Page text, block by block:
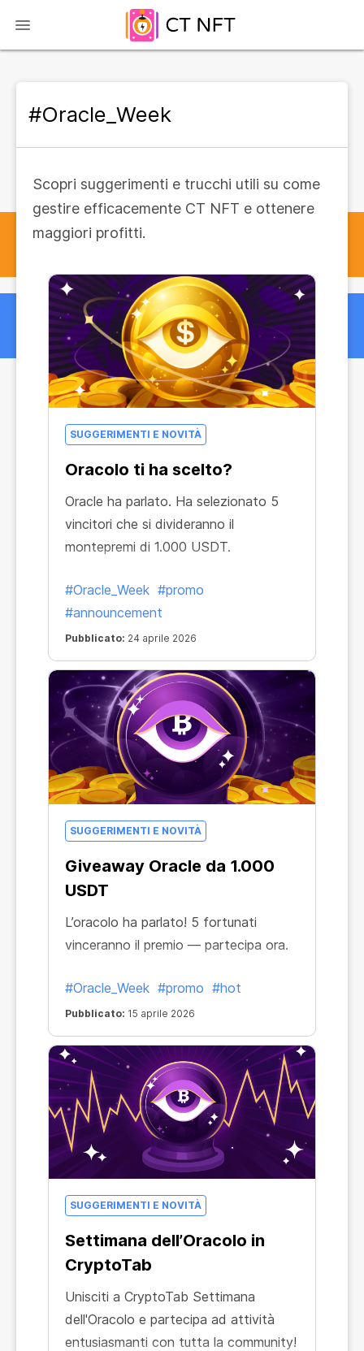
#Oracle_Week
Scopri suggerimenti e trucchi utili su come
gestire efficacemente CT NFT e ottenere
maggiori profitti.
SUGGERIMENTI E NOVITÀ
Oracolo ti ha scelto?
Oracle ha parlato. Ha selezionato 5
vincitori che si divideranno il
montepremi di 1.000 USDT.
#Oracle_Week #promo
#announcement
Pubblicato: 24 aprile 2026
SUGGERIMENTI E NOVITÀ
Giveaway Oracle da 1.000
USDT
L’oracolo ha parlato! 5 fortunati
vinceranno il premio — partecipa ora.
#Oracle_Week #promo #hot
Pubblicato: 15 aprile 2026
SUGGERIMENTI E NOVITÀ
Settimana dell’Oracolo in
CryptoTab
Unisciti a CryptoTab Settimana
dell'Oracolo e partecipa ad attività
entusiasmanti con tutta la community!